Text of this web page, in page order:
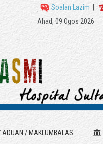
Soalan Lazim
Ahad, 09 Ogos 2026
ADUAN / MAKLUMBALAS